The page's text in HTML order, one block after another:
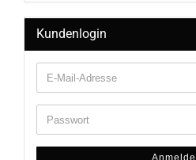
Kundenlogin